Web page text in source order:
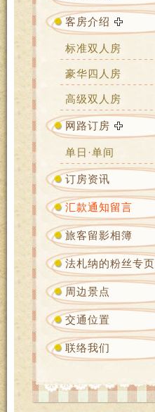
客房介绍
标准双人房
豪华四人房
高级双人房
网路订房
单日·单间
订房资讯
汇款通知留言
旅客留影相簿
法札纳的粉丝专页
周边景点
交通位置
联络我们